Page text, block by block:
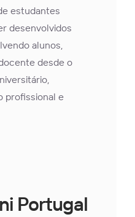
estudantes
desenvolvidos
alunos,
desde o
profissional e
Portugal